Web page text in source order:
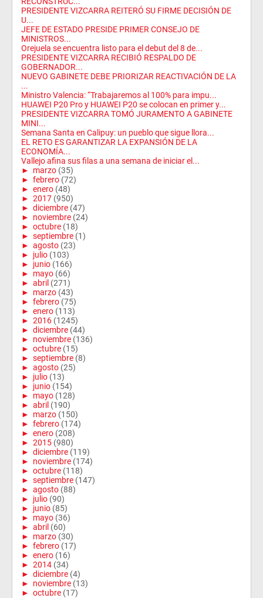
PRESIDENTE VIZCARRA REITERÓ SU FIRME DECISIÓN DE
U...
JEFE DE ESTADO PRESIDE PRIMER CONSEJO DE
MINISTROS...
Orejuela se encuentra listo para el debut del 8 de...
PRESIDENTE VIZCARRA RECIBIÓ RESPALDO DE
GOBERNADOR...
NUEVO GABINETE DEBE PRIORIZAR REACTIVACIÓN DE LA
...
Ministro Valencia: “Trabajaremos al 100% para impu...
HUAWEI P20 Pro y HUAWEI P20 se colocan en primer y...
PRESIDENTE VIZCARRA TOMÓ JURAMENTO A GABINETE
MINI...
Semana Santa en Calipuy: un pueblo que sigue llora...
EL RETO ES GARANTIZAR LA EXPANSIÓN DE LA
ECONOMÍA...
Vallejo afina sus filas a una semana de iniciar el...
► marzo (35)
► febrero (72)
► enero (48)
► 2017 (950)
► diciembre (47)
► noviembre (24)
► octubre (18)
► septiembre (1)
► agosto (23)
► julio (103)
► junio (166)
► mayo (66)
► abril (271)
► marzo (43)
► febrero (75)
► enero (113)
► 2016 (1245)
► diciembre (44)
► noviembre (136)
► octubre (15)
► septiembre (8)
► agosto (25)
► julio (13)
► junio (154)
► mayo (128)
► abril (190)
► marzo (150)
► febrero (174)
► enero (208)
► 2015 (980)
► diciembre (119)
► noviembre (174)
► octubre (118)
► septiembre (147)
► agosto (88)
► julio (90)
► junio (85)
► mayo (36)
► abril (60)
► marzo (30)
► febrero (17)
► enero (16)
► 2014 (34)
► diciembre (4)
► noviembre (13)
► octubre (17)